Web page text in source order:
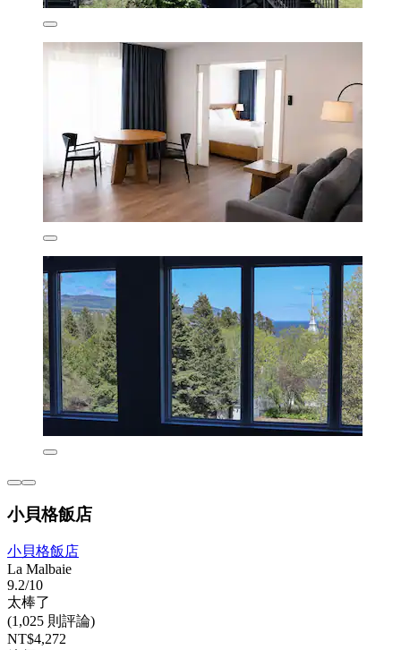
小貝格飯店
小貝格飯店
La Malbaie
9.2/10
太棒了
(1,025 則評論)
NT$4,272